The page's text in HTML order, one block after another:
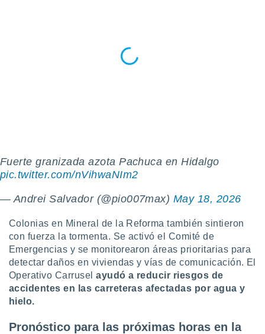
1199
Fuerte granizada azota Pachuca en Hidalgo
pic.twitter.com/nVihwaNIm2
— Andrei Salvador (@pio007max) May 18, 2026
Colonias en Mineral de la Reforma también sintieron
con fuerza la tormenta. Se activó el Comité de
Emergencias y se monitorearon áreas prioritarias para
detectar daños en viviendas y vías de comunicación. El
Operativo Carruselayudó a reducir riesgos de
accidentes en las carreteras afectadas por agua y
hielo.
Pronóstico para las próximas horas en la